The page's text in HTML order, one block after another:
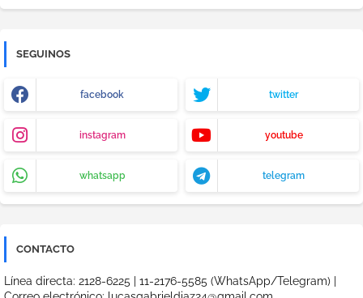
SEGUINOS
facebook twitter
instagram youtube
whatsapp telegram
CONTACTO
Línea directa: 2128-6225 | 11-2176-5585 (WhatsApp/Telegram) |